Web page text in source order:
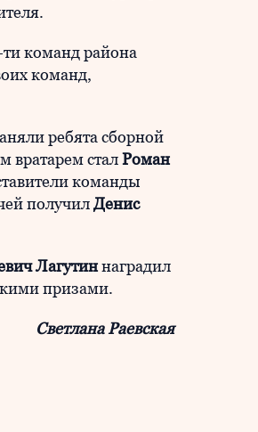
ти команд района
команд,
ребята сборной
вратарем сталРоман
команды
получилДенис
Лагутиннаградил
призами.
Светлана Раевская